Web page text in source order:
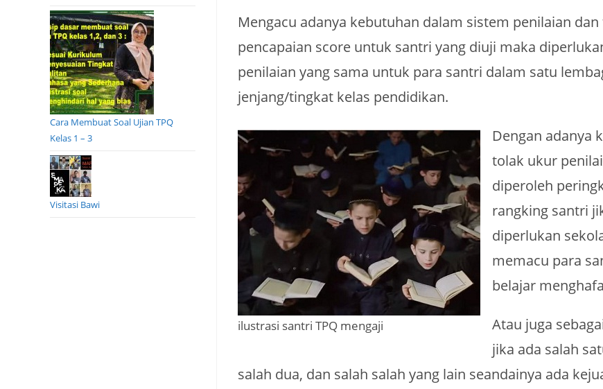
Mengacu adanya kebutuhan dalam sistem penilaian
pencapaian score untuk santri yang diuji maka
penilaian yang sama untuk para santri dalam satu
jenjang/tingkat kelas pendidikan.
ilustrasi santri TPQ mengaji
Dengan adanya
tolak ukur
diperoleh
rangking santri
diperlukan
memacu para
belajar
Atau juga
jika ada salah
salah dua, dan salah salah yang lain seandainya ada
Cara Membuat Soal Ujian TPQ
Kelas 1 – 3
Visitasi Bawi